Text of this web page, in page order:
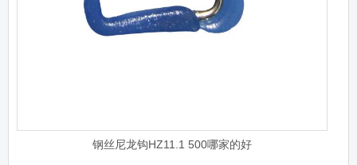
钢丝尼龙钩HZ11.1 500哪家的好